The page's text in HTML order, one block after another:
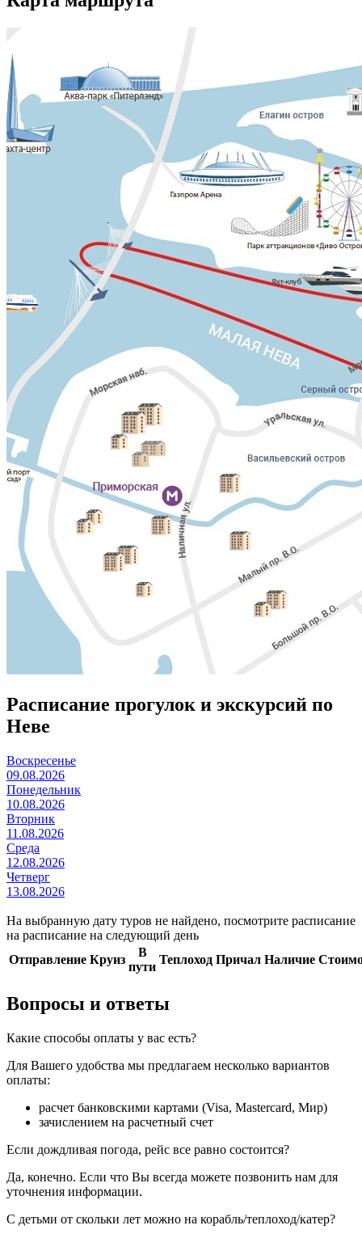
Расписание прогулок и экскурсий по
Неве
Воскресенье
09.08.2026
Понедельник
10.08.2026
Вторник
11.08.2026
Среда
12.08.2026
Четверг
13.08.2026
На выбранную дату туров не найдено, посмотрите расписание
на расписание на следующий день
Отправление Круиз
В
пути
Теплоход Причал Наличие
Вопросы и ответы
Какие способы оплаты у вас есть?
Для Вашего удобства мы предлагаем несколько вариантов
оплаты:
расчет банковскими картами (Visa, Mastercard, Мир)
зачислением на расчетный счет
Если дождливая погода, рейс все равно состоится?
Да, конечно. Если что Вы всегда можете позвонить нам для
уточнения информации.
С детьми от скольки лет можно на корабль/теплоход/катер?